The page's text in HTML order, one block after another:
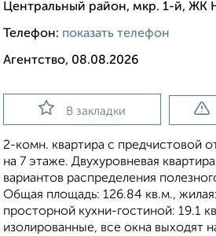
Центральный район, мкр. 1-й, ЖК
Телефон: показать телефон
Агентство, 08.08.2026
В закладки
2-комн. квартира с предчистовой
на 7 этаже. Двухуровневая
вариантов распределения
Общая площадь: 126.84 кв.м.,
просторной кухни-гостиной: 19.1
изолированные, все окна выходят